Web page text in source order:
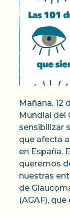
Mañana, 12
Mundial del
sensibilizar
que afecta
en España.
queremos
nuestras
de
(AGAF), que